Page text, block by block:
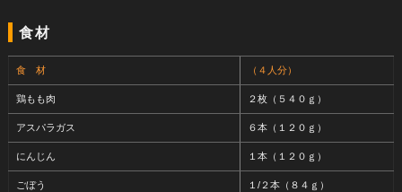
食材
食 材 （４人分）
鶏もも肉 ２枚（５４０ｇ）
アスパラガス ６本（１２０ｇ）
にんじん １本（１２０ｇ）
ごぼう １/２本（８４ｇ）